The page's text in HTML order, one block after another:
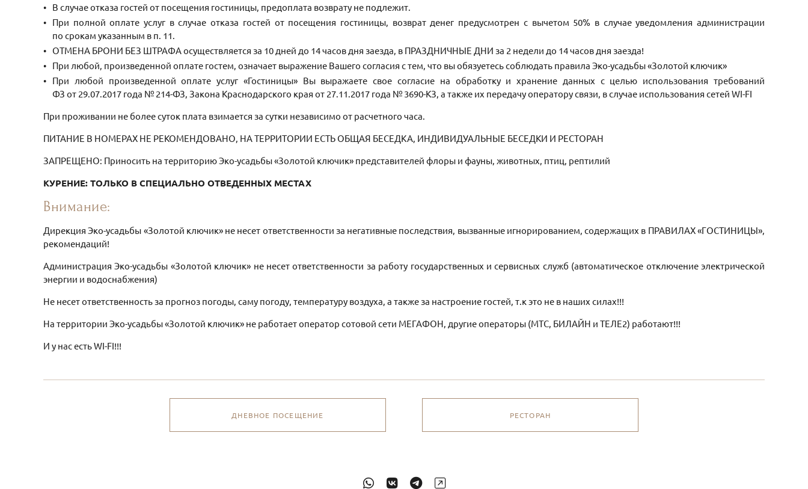
В случае отказа гостей от посещения гостиницы, предоплата возврату не подлежит.
При полной оплате услуг в случае отказа гостей от посещения гостиницы, возврат денег предусмотрен с вычетом 50% в случае уведомления администрации
по срокам указанным в п. 11.
ОТМЕНА БРОНИ БЕЗ ШТРАФА осуществляется за 10 дней до 14 часов дня заезда, в ПРАЗДНИЧНЫЕ ДНИ за 2 недели до 14 часов дня заезда!
При любой, произведенной оплате гостем, означает выражение Вашего согласия с тем, что вы обязуетесь соблюдать правила Эко-усадьбы «Золотой ключик»
При любой произведенной оплате услуг «Гостиницы» Вы выражаете свое согласие на обработку и хранение данных с целью использования требований
ФЗ от 29.07.2017 года № 214-ФЗ, Закона Краснодарского края от 27.11.2017 года № 3690-КЗ, а также их передачу оператору связи, в случае использования сетей WI-FI
При проживании не более суток плата взимается за сутки независимо от расчетного часа.
ПИТАНИЕ В НОМЕРАХ НЕ РЕКОМЕНДОВАНО, НА ТЕРРИТОРИИ ЕСТЬ ОБЩАЯ БЕСЕДКА, ИНДИВИДУАЛЬНЫЕ БЕСЕДКИ И РЕСТОРАН
ЗАПРЕЩЕНО: Приносить на территорию Эко-усадьбы «Золотой ключик» представителей флоры и фауны, животных, птиц, рептилий
КУРЕНИЕ: ТОЛЬКО В СПЕЦИАЛЬНО ОТВЕДЕННЫХ МЕСТАХ
Внимание:
Дирекция Эко-усадьбы «Золотой ключик» не несет ответственности за негативные последствия, вызванные игнорированием, содержащих в ПРАВИЛАХ «ГОСТИНИЦЫ»,
рекомендаций!
Администрация Эко-усадьбы «Золотой ключик» не несет ответственности за работу государственных и сервисных служб (автоматическое отключение электрической
энергии и водоснабжения)
Не несет ответственность за прогноз погоды, саму погоду, температуру воздуха, а также за настроение гостей, т.к это не в наших силах!!!
На территории Эко-усадьбы «Золотой ключик» не работает оператор сотовой сети МЕГАФОН, другие операторы (МТС, БИЛАЙН и ТЕЛЕ2) работают!!!
И у нас есть WI-FI!!!
ДНЕВНОЕ ПОСЕЩЕНИЕ РЕСТОРАН